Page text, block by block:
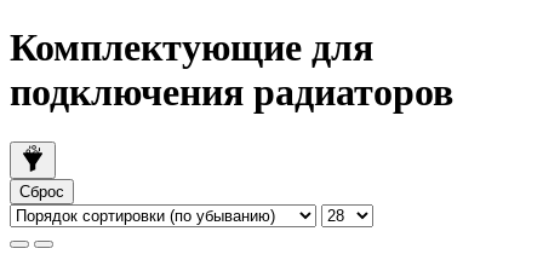
Комплектующие для
подключения радиаторов
Сброс